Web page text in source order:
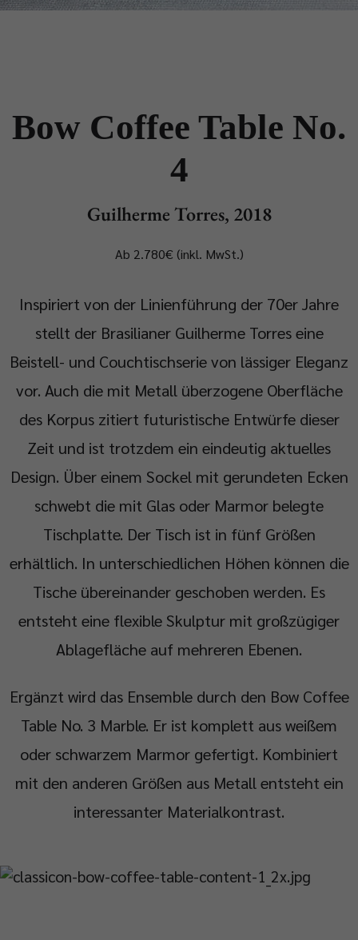
Bow Coffee Table No.
4
Guilherme Torres, 2018
Ab 2.780€ (inkl. MwSt.)
Inspiriert von der Linienführung der 70er Jahre
stellt der Brasilianer Guilherme Torres eine
Beistell- und Couchtischserie von lässiger Eleganz
vor. Auch die mit Metall überzogene Oberfläche
des Korpus zitiert futuristische Entwürfe dieser
Zeit und ist trotzdem ein eindeutig aktuelles
Design. Über einem Sockel mit gerundeten Ecken
schwebt die mit Glas oder Marmor belegte
Tischplatte. Der Tisch ist in fünf Größen
erhältlich. In unterschiedlichen Höhen können die
Tische übereinander geschoben werden. Es
entsteht eine flexible Skulptur mit großzügiger
Ablagefläche auf mehreren Ebenen.
Ergänzt wird das Ensemble durch den Bow Coffee
Table No. 3 Marble. Er ist komplett aus weißem
oder schwarzem Marmor gefertigt. Kombiniert
mit den anderen Größen aus Metall entsteht ein
interessanter Materialkontrast.